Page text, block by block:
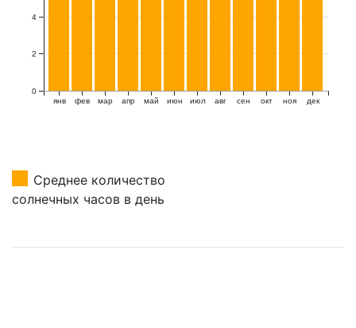
янв фев мар апр май июн июл авг сен окт ноя дек
0
2
4
Среднее количество
солнечных часов в день